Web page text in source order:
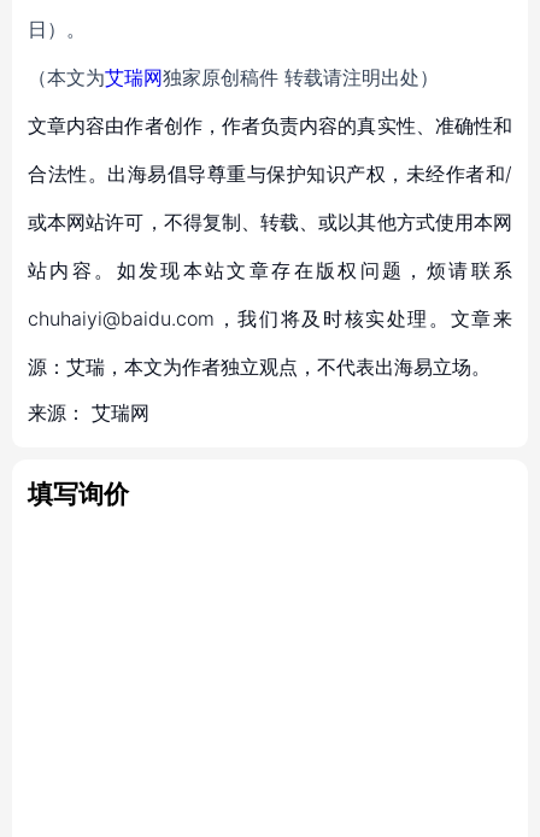
日）。
（本文为艾瑞网独家原创稿件 转载请注明出处）
文章内容由作者创作，作者负责内容的真实性、准确性和
合法性。出海易倡导尊重与保护知识产权，未经作者和/
或本网站许可，不得复制、转载、或以其他方式使用本网
站内容。如发现本站文章存在版权问题，烦请联系
chuhaiyi@baidu.com，我们将及时核实处理。文章来
源：艾瑞，本文为作者独立观点，不代表出海易立场。
来源： 艾瑞网
填写询价